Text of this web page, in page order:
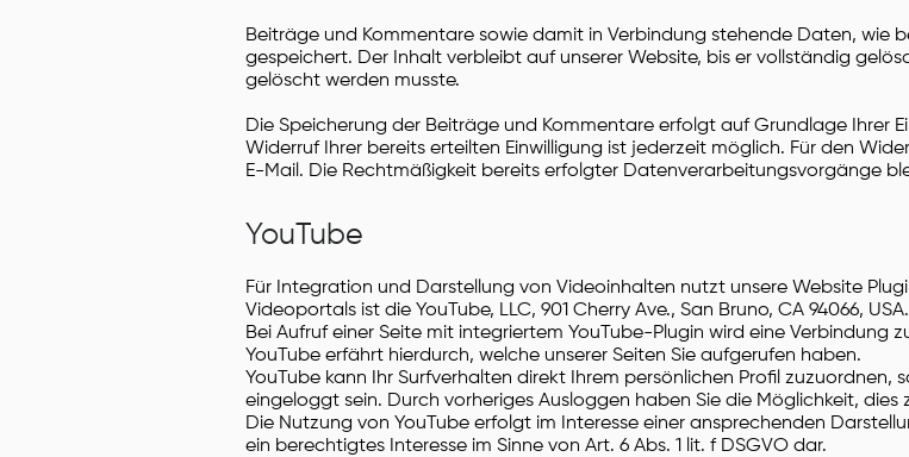
Beiträge und Kommentare sowie damit in Verbindung stehende Daten, wie
gespeichert. Der Inhalt verbleibt auf unserer Website, bis er vollständig
gelöscht werden musste.
Die Speicherung der Beiträge und Kommentare erfolgt auf Grundlage Ihrer
Widerruf Ihrer bereits erteilten Einwilligung ist jederzeit möglich. Für den
E-Mail. Die Rechtmäßigkeit bereits erfolgter Datenverarbeitungsvorgänge
YouTube
Für Integration und Darstellung von Videoinhalten nutzt unsere Website
Videoportals ist die YouTube, LLC, 901 Cherry Ave., San Bruno, CA 94066, USA.
Bei Aufruf einer Seite mit integriertem YouTube-Plugin wird eine Verbindung
YouTube erfährt hierdurch, welche unserer Seiten Sie aufgerufen haben.
YouTube kann Ihr Surfverhalten direkt Ihrem persönlichen Profil zuzuordnen,
eingeloggt sein. Durch vorheriges Ausloggen haben Sie die Möglichkeit, dies
Die Nutzung von YouTube erfolgt im Interesse einer ansprechenden
ein berechtigtes Interesse im Sinne von Art. 6 Abs. 1 lit. f DSGVO dar.